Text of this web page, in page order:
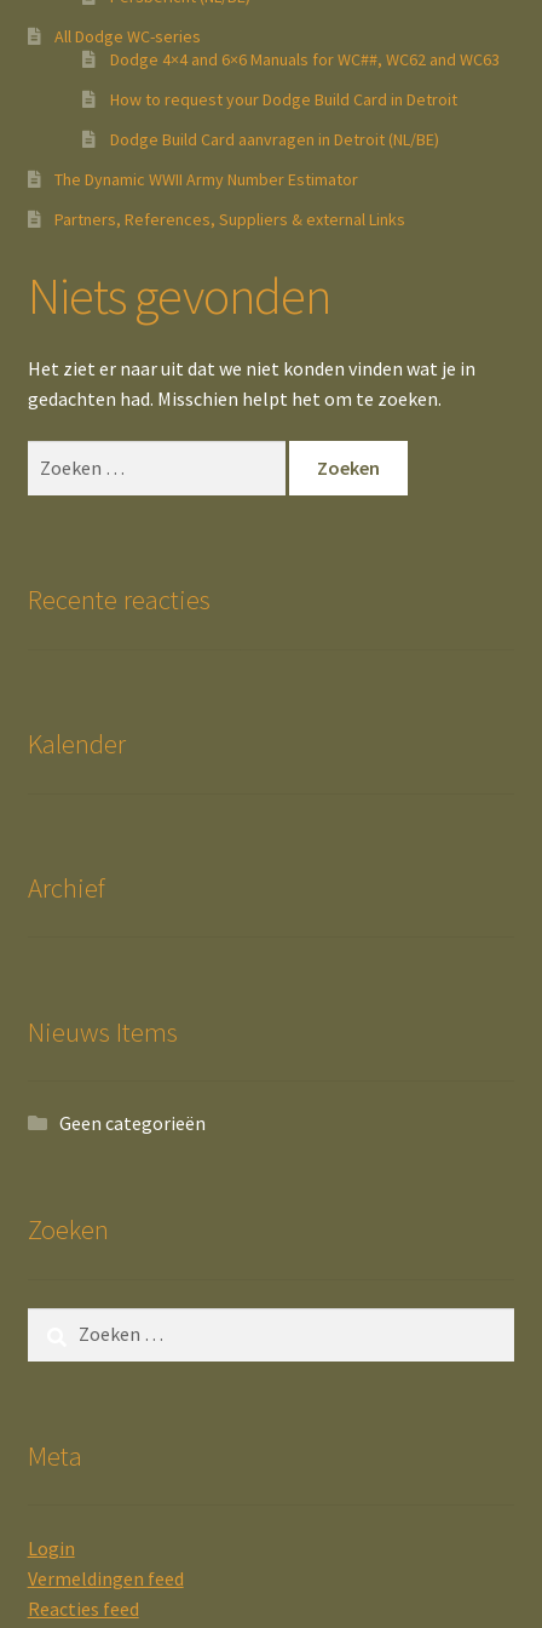
All Dodge WC-series
Dodge 4×4 and 6×6 Manuals for WC##, WC62 and WC63
How to request your Dodge Build Card in Detroit
Dodge Build Card aanvragen in Detroit (NL/BE)
The Dynamic WWII Army Number Estimator
Partners, References, Suppliers & external Links
Niets gevonden
Het ziet er naar uit dat we niet konden vinden wat je in
gedachten had. Misschien helpt het om te zoeken.
Recente reacties
Kalender
Archief
Nieuws Items
Geen categorieën
Zoeken
Meta
Login
Vermeldingen feed
Reacties feed